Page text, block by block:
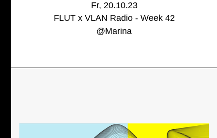
Fr, 20.10.23
FLUT x VLAN Radio - Week 42
@Marina